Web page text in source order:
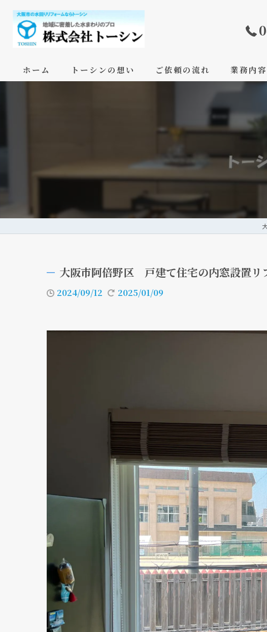
ホーム トーシンの想い ご依頼の流れ 業務内容
大阪市阿倍野区 戸建て住宅の内窓設置リ
2024/09/12 2025/01/09